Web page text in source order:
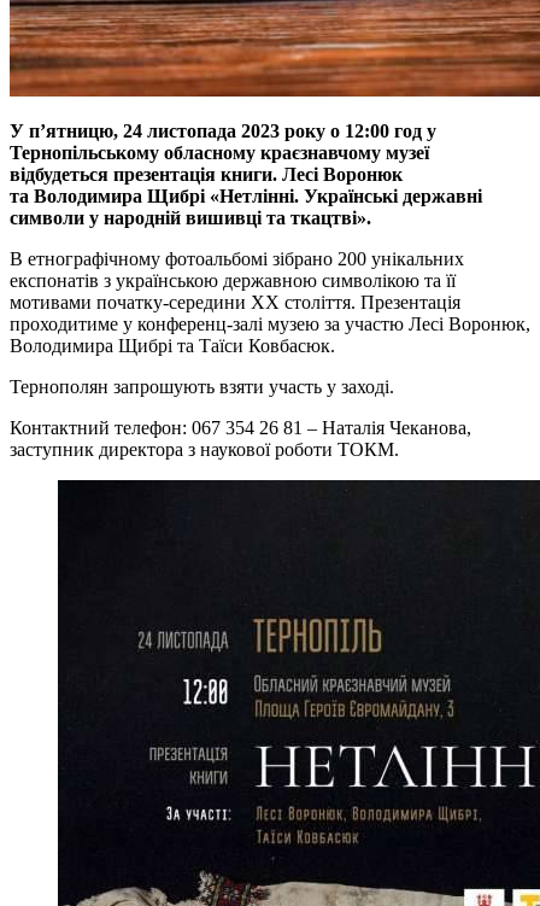
У п’ятницю, 24 листопада 2023 року о 12:00 год у
Тернопільському обласному краєзнавчому музеї
відбудеться презентація книги. Лесі Воронюк
та Володимира Щибрі «Нетлінні. Українські державні
символи у народній вишивці та ткацтві».
В етнографічному фотоальбомі зібрано 200 унікальних
експонатів з українською державною символікою та її
мотивами початку-середини ХХ століття. Презентація
проходитиме у конференц-залі музею за участю Лесі Воронюк,
Володимира Щибрі та Таїси Ковбасюк.
Тернополян запрошують взяти участь у заході.
Контактний телефон: 067 354 26 81 – Наталія Чеканова,
заступник директора з наукової роботи ТОКМ.